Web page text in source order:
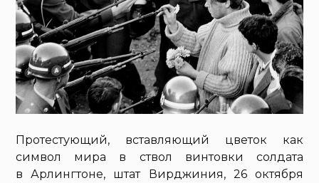
Протестующий, вставляющий цветок как
символ мира в ствол винтовки солдата
в Арлингтоне, штат Вирджиния, 26 октября